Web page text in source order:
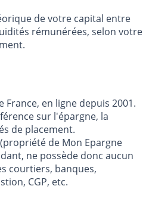
de votre capital entre
en ligne depuis 2001.
sur l'épargne, la
de placement.
de Mon Epargne
ne possède donc aucun
CGP, etc.